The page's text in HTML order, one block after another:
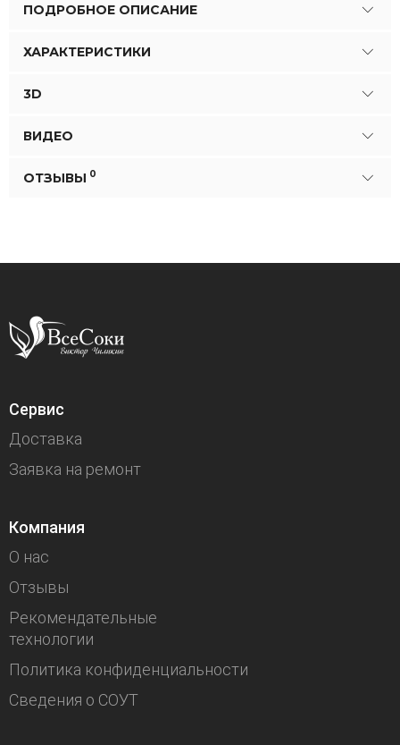
ПОДРОБНОЕ ОПИСАНИЕ
ХАРАКТЕРИСТИКИ
3D
ВИДЕО
ОТЗЫВЫ 0
Сервис
Доставка
Заявка на ремонт
Компания
О нас
Отзывы
Рекомендательные
технологии
Политика конфиденциальности
Сведения о СОУТ